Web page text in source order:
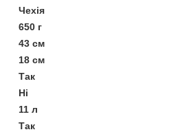
Чехія
650 г
43 см
18 см
Так
Ні
11 л
Так